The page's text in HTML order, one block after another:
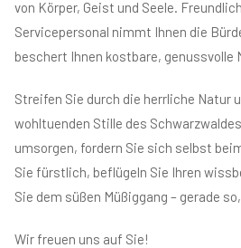
von Körper, Geist und Seele.
Servicepersonal nimmt Ihnen die
beschert Ihnen kostbare, genussvolle
Streifen Sie durch die herrliche Natur
wohltuenden Stille des
umsorgen, fordern Sie sich selbst
Sie fürstlich, beflügeln Sie Ihren
Sie dem süßen Müßiggang – gerade
Wir freuen uns auf Sie!